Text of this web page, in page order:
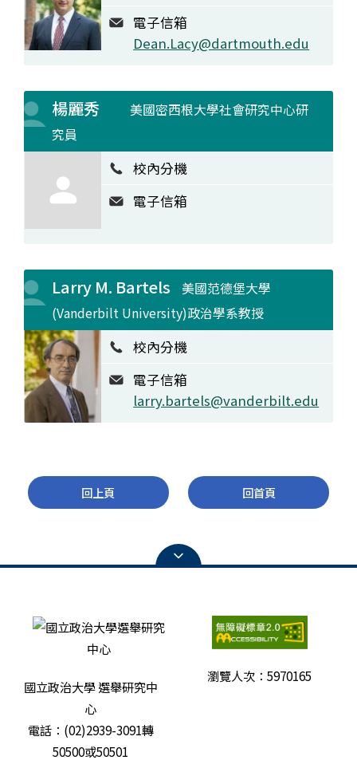
電子信箱
Dean.Lacy@dartmouth.edu
楊麗秀
美國密西根大學社會研究中心研
究員
校內分機
電子信箱
Larry M. Bartels
美國范德堡大學
(Vanderbilt University)政治學系教授
校內分機
電子信箱
larry.bartels@vanderbilt.edu
回上頁 回首頁
國立政治大學 選舉研究中
心
電話：(02)2939-3091轉
50500或50501
瀏覽人次：5970165